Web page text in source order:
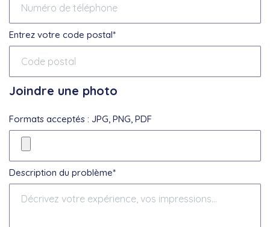
Entrez votre code postal*
Joindre une photo
Formats acceptés : JPG, PNG, PDF
Description du problème*